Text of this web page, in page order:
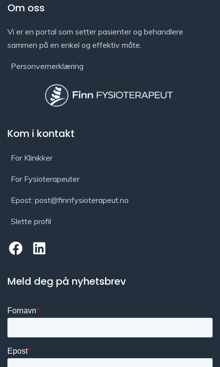
Om oss
Vi er en portal som setter pasienter og behandlere
sammen på en enkel og effektiv måte.
Personvernerklæring
Kom i kontakt
For Klinikker
For Fysioterapeuter
Epost: post@finnfysioterapeut.no
Slette profil
Meld deg på nyhetsbrev